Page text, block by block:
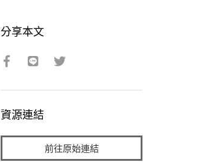
分享本文
資源連結
前往原始連結